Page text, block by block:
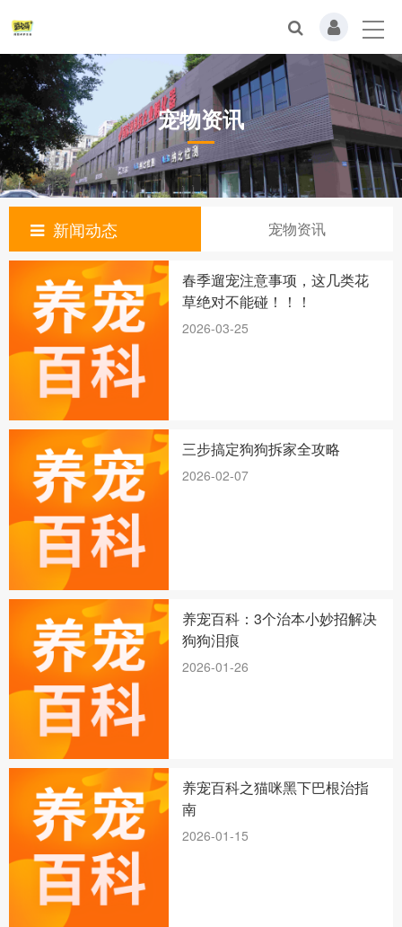
宠物资讯
新闻动态 宠物资讯
春季遛宠注意事项，这几类花
草绝对不能碰！！！
2026-03-25
三步搞定狗狗拆家全攻略
2026-02-07
养宠百科：3个治本小妙招解决
狗狗泪痕
2026-01-26
养宠百科之猫咪黑下巴根治指
南
2026-01-15